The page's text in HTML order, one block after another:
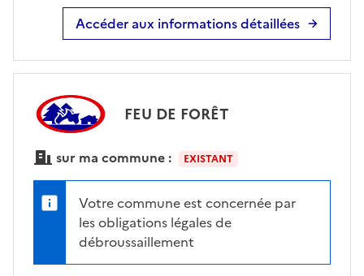
Accéder aux informations détaillées
FEU DE FORÊT
sur ma commune : EXISTANT
Votre commune est concernée par
les obligations légales de
débroussaillement